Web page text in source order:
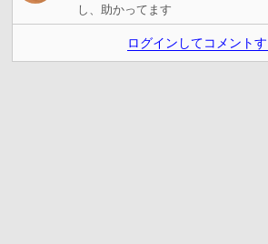
し、助かってます
ログインしてコメント